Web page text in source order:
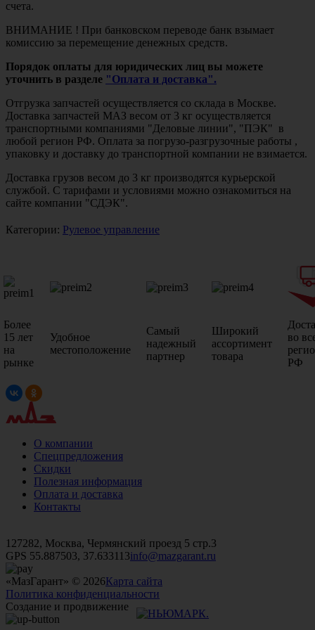
счета.
ВНИМАНИЕ ! При банковском переводе банк взымает
комиссию за перемещение денежных средств.
Порядок оплаты для юридических лиц вы можете
уточнить в разделе "Оплата и доставка".
Отгрузка запчастей осуществляется со склада в Москве.
Доставка запчастей МАЗ весом от 3 кг осуществляется
транспортными компаниями "Деловые линии", "ПЭК" в
любой регион РФ. Оплата за погрузо-разгрузочные работы ,
упаковку и доставку до транспортной компании не взимается.
Доставка грузов весом до 3 кг производятся курьерской
службой. С тарифами и условиями можно ознакомиться на
сайте компании "СДЭК".
Категории: Рулевое управление
Более
15 лет
на
рынке
Удобное
местоположение
Самый
надежный
партнер
Широкий
ассортимент
товара
во
РФ
О компании
Спецпредложения
Скидки
Полезная информация
Оплата и доставка
Контакты
127282, Москва, Чермянский проезд 5 стр.3
GPS 55.887503, 37.633113info@mazgarant.ru
«МазГарант» © 2026Карта сайта
Политика конфиденциальности
Создание и продвижение